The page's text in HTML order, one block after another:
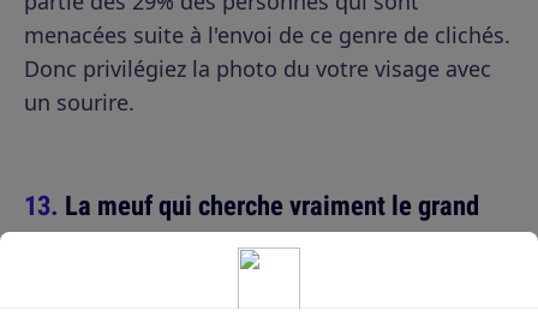
menacées suite à l'envoi de ce genre de clichés.
Donc privilégiez la photo du votre visage avec
un sourire.
La meuf qui cherche vraiment le grand
amour
Elle tente le tout pour le tout. Elle balance